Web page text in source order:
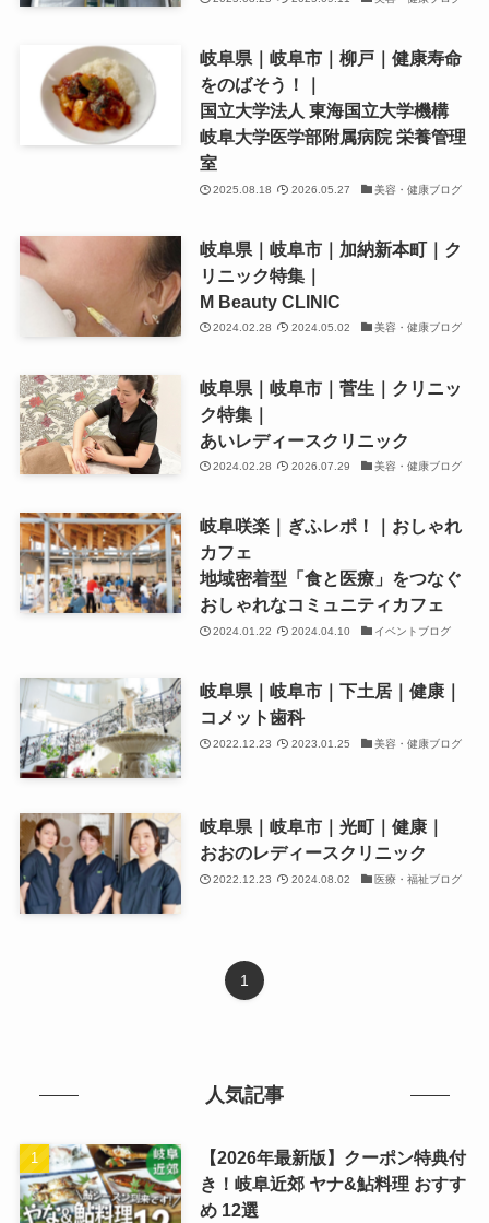
岐阜県｜岐阜市｜柳戸｜健康寿命
をのばそう！｜
国立大学法人 東海国立大学機構
岐阜大学医学部附属病院 栄養管理
室
2025.08.18 2026.05.27 美容・健康ブログ
岐阜県｜岐阜市｜加納新本町｜ク
リニック特集｜
M Beauty CLINIC
2024.02.28 2024.05.02 美容・健康ブログ
岐阜県｜岐阜市｜菅生｜クリニッ
ク特集｜
あいレディースクリニック
2024.02.28 2026.07.29 美容・健康ブログ
岐阜咲楽｜ぎふレポ！｜おしゃれ
カフェ
地域密着型「食と医療」をつなぐ
おしゃれなコミュニティカフェ
2024.01.22 2024.04.10 イベントブログ
岐阜県｜岐阜市｜下土居｜健康｜
コメット歯科
2022.12.23 2023.01.25 美容・健康ブログ
岐阜県｜岐阜市｜光町｜健康｜
おおのレディースクリニック
2022.12.23 2024.08.02 医療・福祉ブログ
1
人気記事
【2026年最新版】クーポン特典付
き！岐阜近郊 ヤナ&鮎料理 おすす
め 12選